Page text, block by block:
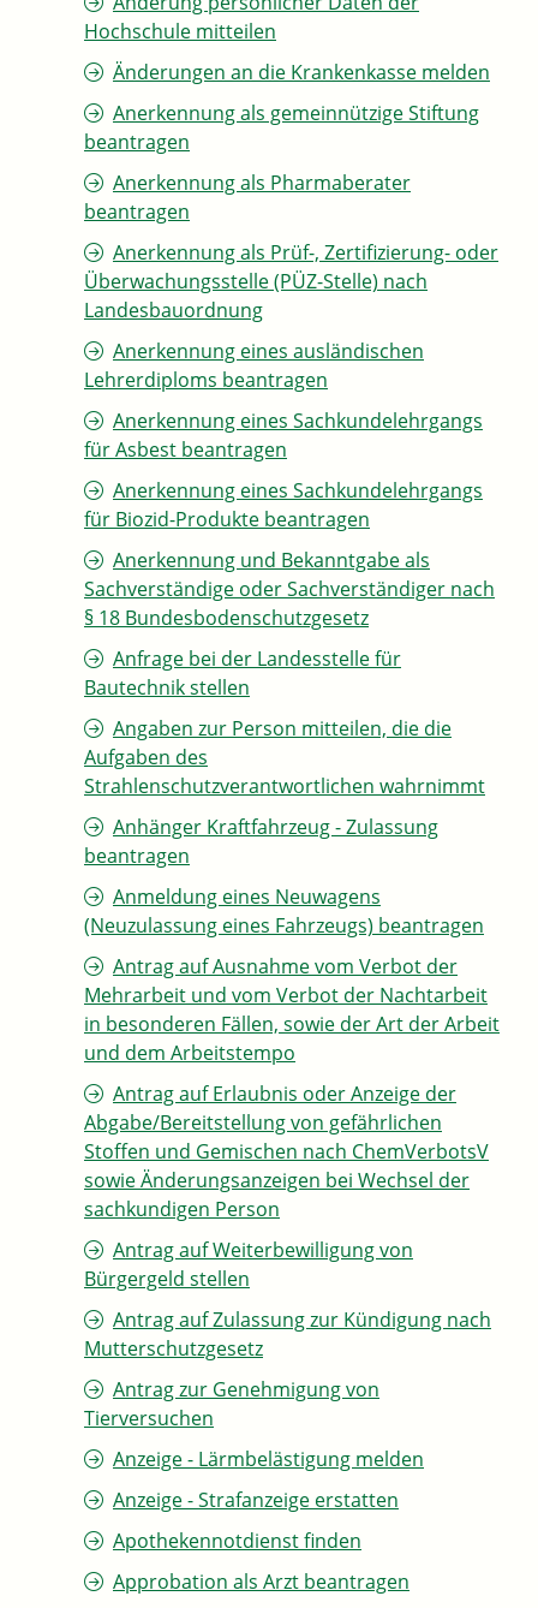
Hochschule mitteilen
Änderungen an die Krankenkasse melden
Anerkennung als gemeinnützige Stiftung
beantragen
Anerkennung als Pharmaberater
beantragen
Anerkennung als Prüf-, Zertifizierung- oder
Überwachungsstelle (PÜZ-Stelle) nach
Landesbauordnung
Anerkennung eines ausländischen
Lehrerdiploms beantragen
Anerkennung eines Sachkundelehrgangs
für Asbest beantragen
Anerkennung eines Sachkundelehrgangs
für Biozid-Produkte beantragen
Anerkennung und Bekanntgabe als
Sachverständige oder Sachverständiger nach
§ 18 Bundesbodenschutzgesetz
Anfrage bei der Landesstelle für
Bautechnik stellen
Angaben zur Person mitteilen, die die
Aufgaben des
Strahlenschutzverantwortlichen wahrnimmt
Anhänger Kraftfahrzeug - Zulassung
beantragen
Anmeldung eines Neuwagens
(Neuzulassung eines Fahrzeugs) beantragen
Antrag auf Ausnahme vom Verbot der
Mehrarbeit und vom Verbot der Nachtarbeit
in besonderen Fällen, sowie der Art der Arbeit
und dem Arbeitstempo
Antrag auf Erlaubnis oder Anzeige der
Abgabe/Bereitstellung von gefährlichen
Stoffen und Gemischen nach ChemVerbotsV
sowie Änderungsanzeigen bei Wechsel der
sachkundigen Person
Antrag auf Weiterbewilligung von
Bürgergeld stellen
Antrag auf Zulassung zur Kündigung nach
Mutterschutzgesetz
Antrag zur Genehmigung von
Tierversuchen
Anzeige - Lärmbelästigung melden
Anzeige - Strafanzeige erstatten
Apothekennotdienst finden
Approbation als Arzt beantragen